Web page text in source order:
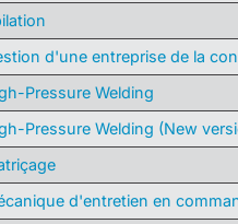
d'une entreprise de la
Pressure Welding
Pressure Welding (New
d'entretien en